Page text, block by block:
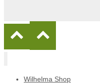
Wilhelma Shop